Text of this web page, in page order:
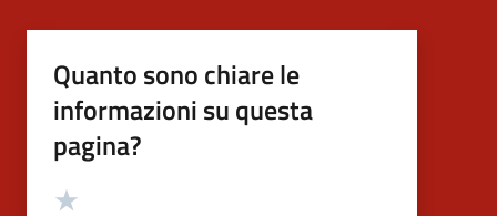
Quanto sono chiare le
informazioni su questa
pagina?
Valutazione